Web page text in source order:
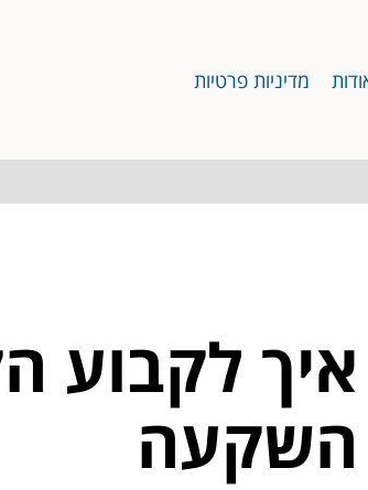
מדיניות פרטיות
לקבוע
השקעה